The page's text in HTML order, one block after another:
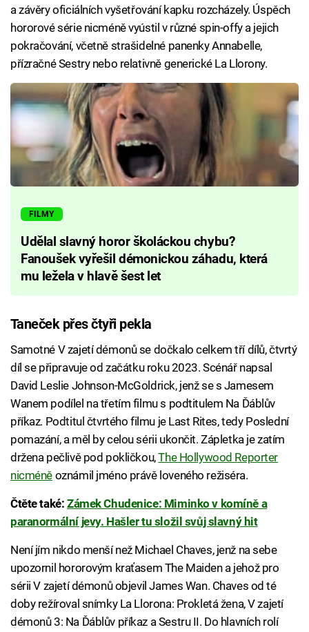
a závěry oficiálních vyšetřování kapku rozcházely. Úspěch
hororové série nicméně vyústil v různé spin-offy a jejich
pokračování, včetně strašidelné panenky Annabelle,
přízračné Sestry nebo relativně generické La Llorony.
FILMY
Udělal slavný horor školáckou chybu?
Fanoušek vyřešil démonickou záhadu, která
mu ležela v hlavě šest let
Taneček přes čtyři pekla
Samotné V zajetí démonů se dočkalo celkem tří dílů, čtvrtý
díl se připravuje od začátku roku 2023. Scénář napsal
David Leslie Johnson-McGoldrick, jenž se s Jamesem
Wanem podílel na třetím filmu s podtitulem Na Ďáblův
příkaz. Podtitul čtvrtého filmu je Last Rites, tedy Poslední
pomazání, a měl by celou sérii ukončit. Zápletka je zatím
držena pečlivě pod pokličkou,The Hollywood Reporter
nicméně oznámil jméno právě loveného režiséra.
Čtěte také: Zámek Chudenice: Miminko v komíně a
paranormální jevy. Hašler tu složil svůj slavný hit
Není jím nikdo menší než Michael Chaves, jenž na sebe
upozornil hororovým kraťasem The Maiden a jehož pro
sérii V zajetí démonů objevil James Wan. Chaves od té
doby režíroval snímky La Llorona: Prokletá žena, V zajetí
démonů 3: Na Ďáblův příkaz a Sestru II. Do hlavních rolí